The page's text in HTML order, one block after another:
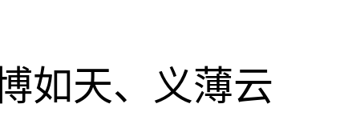
如天、义薄云